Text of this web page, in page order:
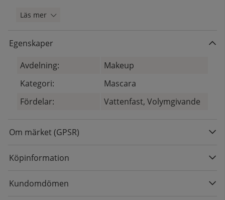
Läs mer
Egenskaper
Avdelning:
Makeup
Kategori:
Mascara
Fördelar:
Vattenfast, Volymgivande
Om märket (GPSR)
Köpinformation
Kundomdömen